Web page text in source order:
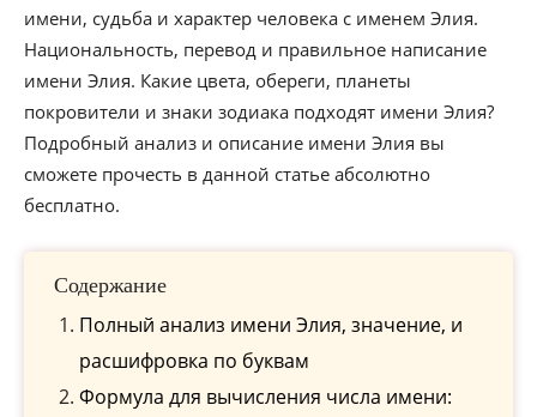
имени, судьба и характер человека с именем Элия.
Национальность, перевод и правильное написание
имени Элия. Какие цвета, обереги, планеты
покровители и знаки зодиака подходят имени Элия?
Подробный анализ и описание имени Элия вы
сможете прочесть в данной статье абсолютно
бесплатно.
Содержание
Полный анализ имени Элия, значение, и
расшифровка по буквам
Формула для вычисления числа имени: